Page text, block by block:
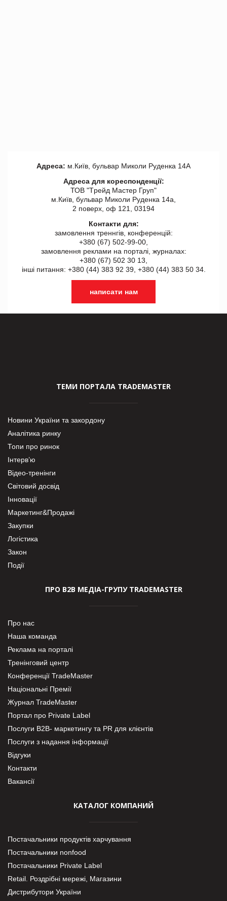
Адреса: м.Київ, бульвар Миколи Руденка 14А
Адреса для кореспонденції:
ТОВ "Tрейд Мастер Груп"
м.Київ, бульвар Миколи Руденка 14а,
2 поверх, оф 121, 03194
Контакти для:
замовлення треннгів, конференцій:
+380 (67) 502-99-00,
замовлення реклами на порталі, журналах:
+380 (67) 502 30 13,
інші питання: +380 (44) 383 92 39, +380 (44) 383 50 34.
написати нам
ТЕМИ ПОРТАЛА TRADEMASTER
Новини України та закордону
Аналітика ринку
Топи про ринок
Інтерв’ю
Відео-тренінги
Світовий досвід
Інновації
Маркетинг&Продажі
Закупки
Логістика
Закон
Події
ПРО В2В МЕДІА-ГРУПУ TRADEMASTER
Про нас
Наша команда
Реклама на порталі
Тренінговий центр
Конференції TradeMaster
Національні Премії
Журнал TradeMaster
Портал про Private Label
Послуги В2В- маркетингу та PR для клієнтів
Послуги з надання інформації
Відгуки
Контакти
Вакансії
КАТАЛОГ КОМПАНИЙ
Постачальники продуктів харчування
Постачальники nonfood
Постачальники Private Label
Retail. Роздрібні мережі, Магазини
Дистрибутори України